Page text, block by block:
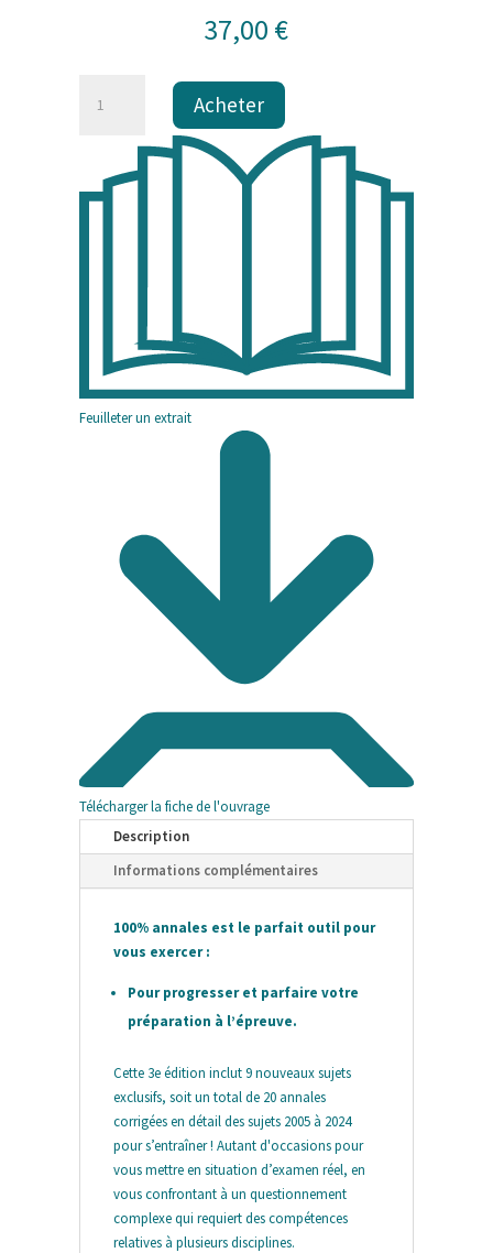
37,00 €
Physiologie
100%
Acheter
Feuilleter un extrait
Télécharger la fiche de l'ouvrage
Description
Informations complémentaires
100% annales est le parfait outil pour
vous exercer :
Pour progresser et parfaire votre
préparation à l’épreuve.
Cette 3e édition inclut 9 nouveaux sujets
exclusifs, soit un total de 20 annales
corrigées en détail des sujets 2005 à 2024
pour s’entraîner ! Autant d'occasions pour
vous mettre en situation d’examen réel, en
vous confrontant à un questionnement
complexe qui requiert des compétences
relatives à plusieurs disciplines.